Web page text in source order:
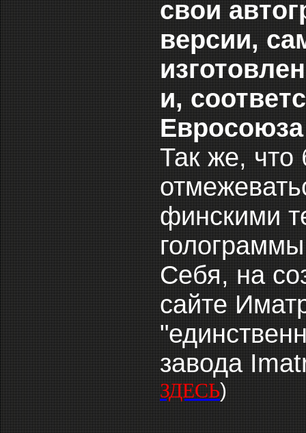
свои
версии,
и,
Так же, что
финскими
Себя, на
сайте
завода
ЗДЕСЬ)